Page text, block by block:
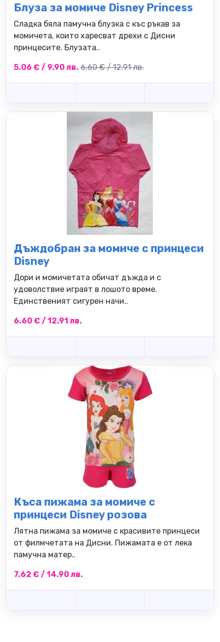
Блуза за момиче Disney Princess
Сладка бяла памучна блузка с къс ръкав за
момичета, които харесват дрехи с Дисни
принцесите. Блузата..
5.06 € / 9.90 лв. 6.60 € / 12.91 лв.
Дъждобран за момиче с принцеси
Disney
Дори и момичетата обичат дъжда и с
удоволствие играят в лошото време.
Единственият сигурен начи..
6.60 € / 12.91 лв.
Къса пижама за момиче с
принцеси Disney розова
Лятна пижама за момиче с красивите принцеси
от филмчетата на Дисни. Пижамата е от лека
памучна матер..
7.62 € / 14.90 лв.